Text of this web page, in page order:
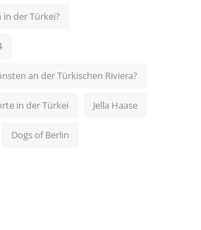
der Türkei?
an der Türkischen Riviera?
in der Türkei Jella Haase
Dogs of Berlin